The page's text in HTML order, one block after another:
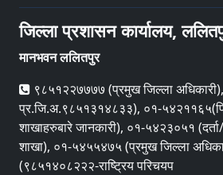
जिल्ला प्रशासन कार्यालय,
मानभवन ललितपुर
९८५१२२७७७७ (प्रमुख जिल्ला
प्र.जि.अ.९८५१३१४८३३), ०१-
शाखाहरुबारे जानकारी), ०१-५४२३०५१
शाखा), ०१-५४५५४७५ (प्रमुख जिल्ला
(९८५१४०८२२२-राष्ट्रिय परिचयप